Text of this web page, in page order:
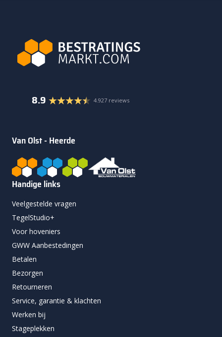
8.9 4.927 reviews
Van Olst - Heerde
Handige links
Veelgestelde vragen
TegelStudio+
Voor hoveniers
GWW Aanbestedingen
Betalen
Bezorgen
Retourneren
Service, garantie & klachten
Werken bij
Stageplekken